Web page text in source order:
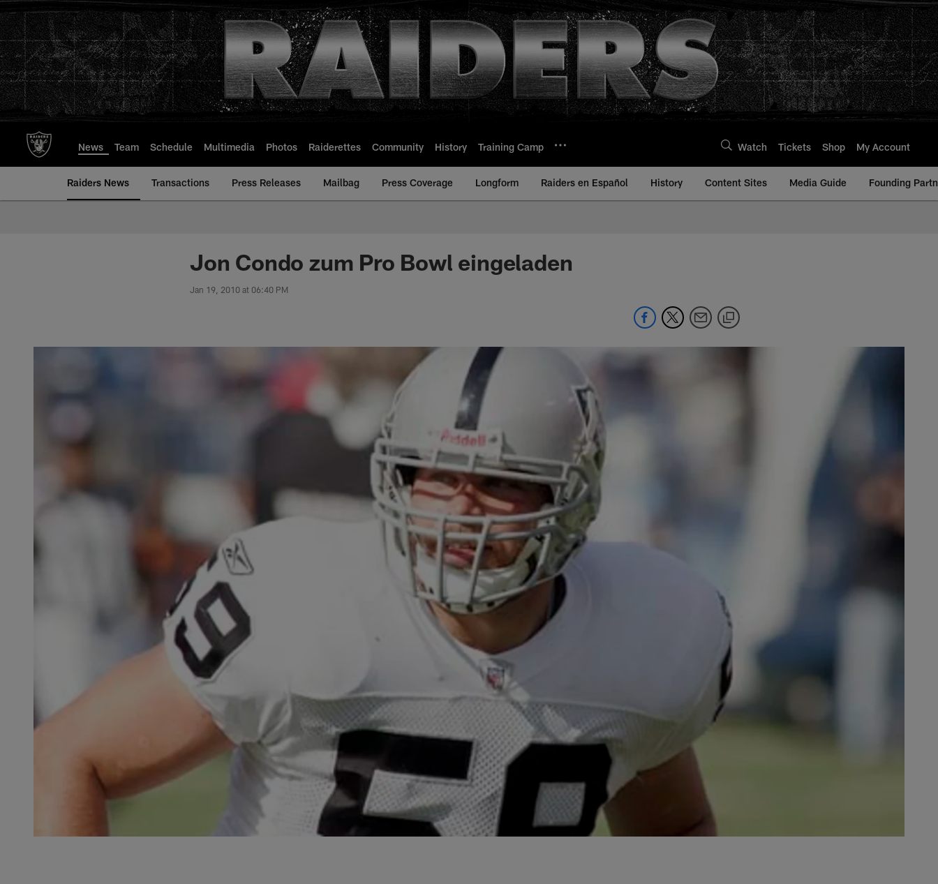
to
main
content
News Team Schedule Multimedia Photos Raiderettes Community History Training Camp Watch Tickets Shop My Account
Raiders News Transactions Press Releases Mailbag Press Coverage Longform Raiders en Español History Content Sites Media Guide Founding
Jon Condo zum Pro Bowl eingeladen
Jan 19, 2010 at 06:40 PM